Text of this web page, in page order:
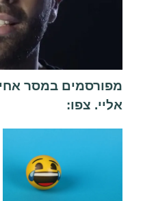
מפורסמים במסר
אליי. צפו: